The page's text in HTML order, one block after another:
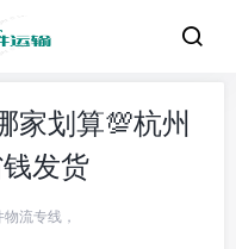
家划算💯杭州
发货
物流专线 ，